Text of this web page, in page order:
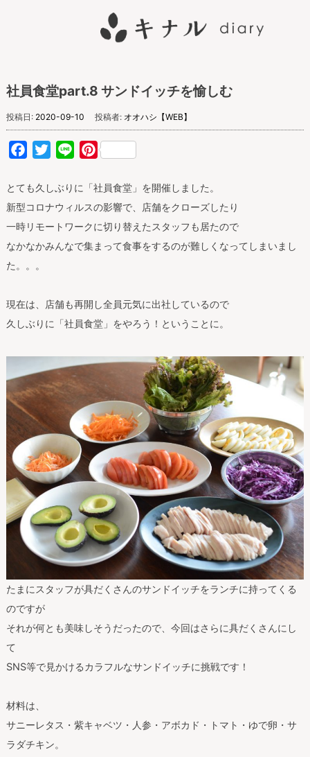
社員食堂part.8 サンドイッチを愉しむ
投稿日: 2020-09-10 投稿者: オオハシ【WEB】
FacebookTwitterLine Pinterest
とても久しぶりに「社員食堂」を開催しました。
新型コロナウィルスの影響で、店舗をクローズしたり
一時リモートワークに切り替えたスタッフも居たので
なかなかみんなで集まって食事をするのが難しくなってしまいまし
た。。。
現在は、店舗も再開し全員元気に出社しているので
久しぶりに「社員食堂」をやろう！ということに。
たまにスタッフが具だくさんのサンドイッチをランチに持ってくる
のですが
それが何とも美味しそうだったので、今回はさらに具だくさんにし
て
SNS等で見かけるカラフルなサンドイッチに挑戦です！
材料は、
サニーレタス・紫キャベツ・人参・アボカド・トマト・ゆで卵・サ
ラダチキン。